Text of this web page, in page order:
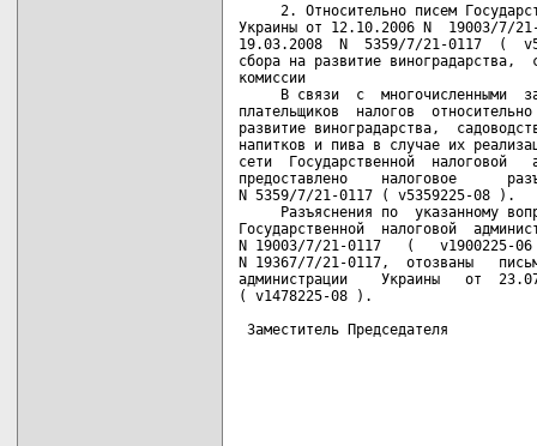
2. Относительно писем
Украины от 12.10.2006 N  19003/7/
19.03.2008  N  5359/7/21-0117  (
сбора на развитие виноградарства,
комиссии
В связи  с  многочисленными
плательщиков  налогов
развитие виноградарства,
напитков и пива в случае их
сети  Государственной  налоговой
предоставлено    налоговое
N 5359/7/21-0117 ( v5359225-08 ).
Разъяснения по  указанному
Государственной  налоговой
N 19003/7/21-0117   (
N 19367/7/21-0117,  отозваны
администрации    Украины   от
( v1478225-08 ).
Заместитель Председателя